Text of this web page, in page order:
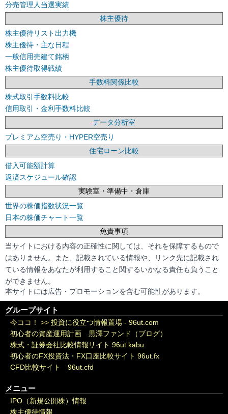
分売管理人当選実績
株主優待
株主優待リスト出力機
株主優待・主な日程
一般信用売建て銘柄
株主優待取得戦績
手数料関係比較
株式取引手数料比較
信用取引・金利手数料比較
データ分析室
プレミアム空売り・HYPER空売り
住宅ローン比較
借入可能額計算
返済スケジュール確認
実験室・準備中・倉庫
世界の株価指数状況一覧
日本の株価チャート一覧
免責事項
当サイトにおける内容の正確性に関しては、それを保障するもので
はありません。また、記載されている情報や、リンク先に記載され
ている情報をあなたが利用すること関するいかなる責任も負うこと
ができません。
本サイトには広告・プロモーションを含む可能性があります。
グループサイト
今ココ！ >> 投資に役立つ情報置場 - 96ut.com
初心者の資産運用計画 黒澤ファンド（ブログ）
株式・証券会社比較情報サイト 96ut.kabu
初心者のFX投資法・FX口座比較サイト 96ut.fx
CFD比較サイト 96ut.cfd
メニュー
IPO（新規公開株）情報
株主優待情報